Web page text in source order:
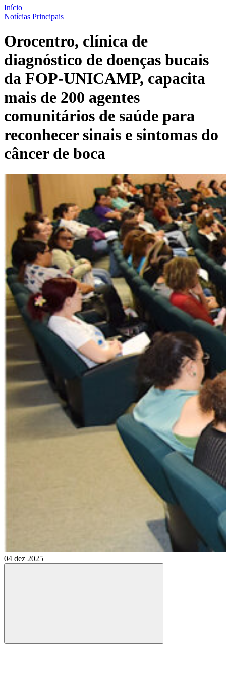
Início
Notícias Principais
Orocentro, clínica de
diagnóstico de doenças bucais
da FOP-UNICAMP, capacita
mais de 200 agentes
comunitários de saúde para
reconhecer sinais e sintomas do
câncer de boca
04 dez 2025
Compartilhar